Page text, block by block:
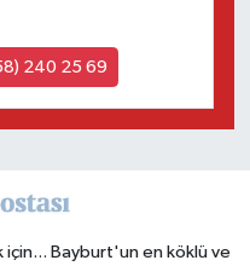
240 25 69
için... Bayburt'un en köklü ve